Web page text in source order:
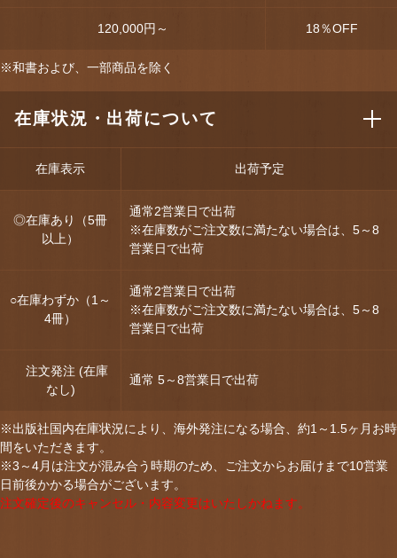
120,000円～ 18％OFF
※和書および、一部商品を除く
在庫状況・出荷について
在庫表示 出荷予定
◎在庫あり（5冊
以上）
通常2営業日で出荷
※在庫数がご注文数に満たない場合は、5～8
営業日で出荷
○在庫わずか（1～
4冊）
通常2営業日で出荷
※在庫数がご注文数に満たない場合は、5～8
営業日で出荷
注文発注 (在庫
なし)
通常 5～8営業日で出荷
※出版社国内在庫状況により、海外発注になる場合、約1～1.5ヶ月お時
間をいただきます。
※3～4月は注文が混み合う時期のため、ご注文からお届けまで10営業
日前後かかる場合がございます。
注文確定後のキャンセル・内容変更はいたしかねます。